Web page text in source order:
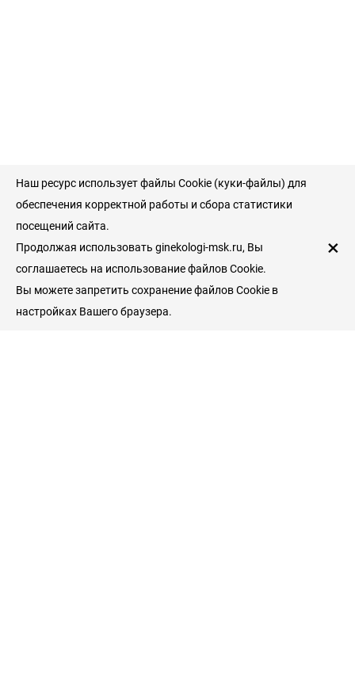
Наш ресурс использует файлы Cookie (куки-файлы) для
обеспечения корректной работы и сбора статистики
посещений сайта.
Продолжая использовать ginekologi-msk.ru, Вы
соглашаетесь на использование файлов Cookie.
Вы можете запретить сохранение файлов Cookie в
настройках Вашего браузера.
×